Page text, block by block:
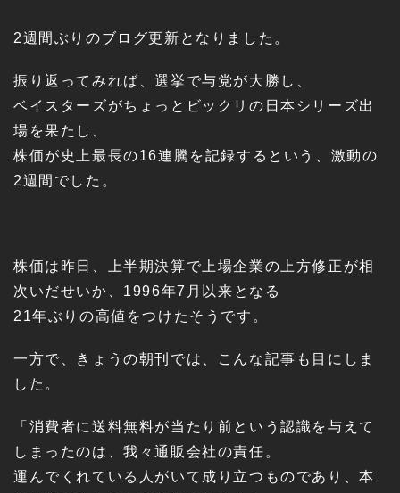
2週間ぶりのブログ更新となりました。
振り返ってみれば、選挙で与党が大勝し、
ベイスターズがちょっとビックリの日本シリーズ出
場を果たし、
株価が史上最長の16連騰を記録するという、激動の
2週間でした。
株価は昨日、上半期決算で上場企業の上方修正が相
次いだせいか、1996年7月以来となる
21年ぶりの高値をつけたそうです。
一方で、きょうの朝刊では、こんな記事も目にしま
した。
「消費者に送料無料が当たり前という認識を与えて
しまったのは、我々通販会社の責任。
運んでくれている人がいて成り立つものであり、本